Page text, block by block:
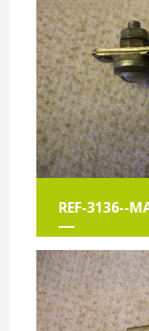
REF-3136--